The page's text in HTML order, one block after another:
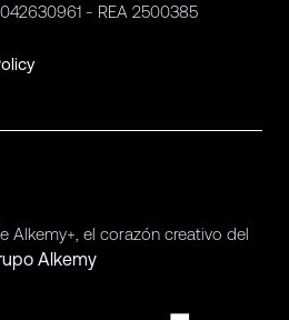
- REA 2500385
Alkemy+, el corazón creativo del
Alkemy